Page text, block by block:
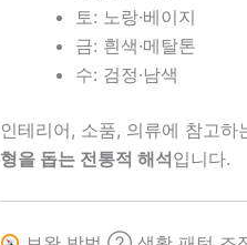
토: 노랑·베이지
금: 흰색·메탈톤
수: 검정·남색
인테리어, 소품, 의류에 참고
형을 돕는 전통적 해석입니다.